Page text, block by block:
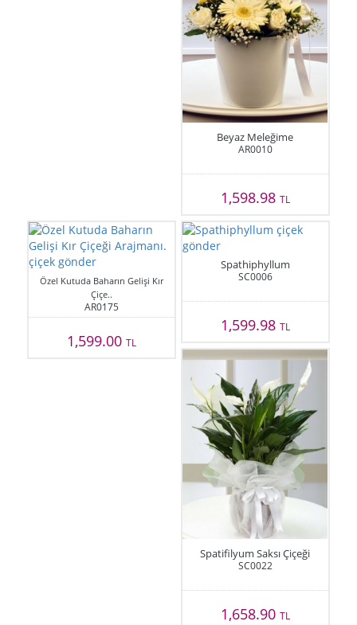
Beyaz Meleğime
AR0010
1,598.98 TL
Özel Kutuda Baharın Gelişi Kır
Çiçe..
AR0175
1,599.00TL
Spathiphyllum
SC0006
1,599.98 TL
Spatifilyum Saksı Çiçeği
SC0022
1,658.90 TL